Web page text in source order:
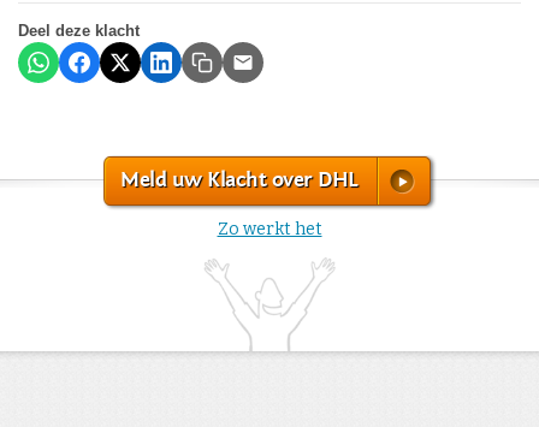
Deel deze klacht
Meld uw Klacht over DHL
Zo werkt het